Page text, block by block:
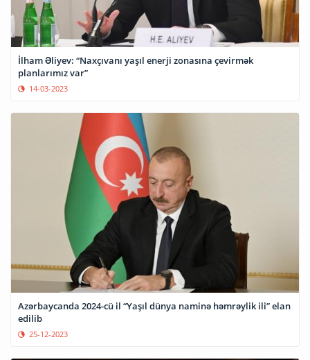
İlham Əliyev: “Naxçıvanı yaşıl enerji zonasına çevirmək
planlarımız var”
14-03-2023
Azərbaycanda 2024-cü il “Yaşıl dünya naminə həmrəylik ili” elan
edilib
25-12-2023